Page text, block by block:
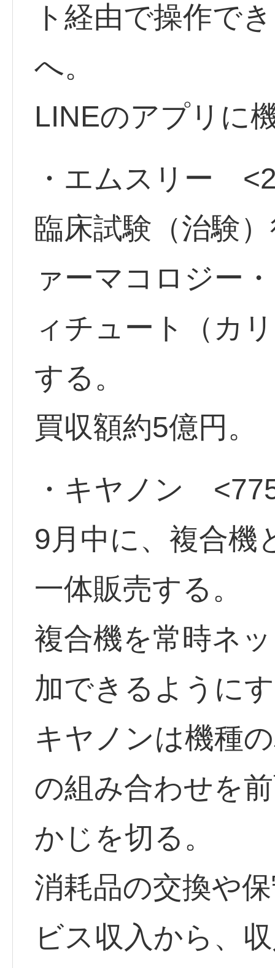
ト経由で操作で
へ。
LINEのアプリに
・エムスリー
臨床試験（治験
ァーマコロジー
ィチュート（カ
する。
買収額約5億円。
・キヤノン
9月中に、複合機
一体販売する。
複合機を常時ネ
加できるように
キヤノンは機種
の組み合わせを
かじを切る。
消耗品の交換や
ビス収入から、